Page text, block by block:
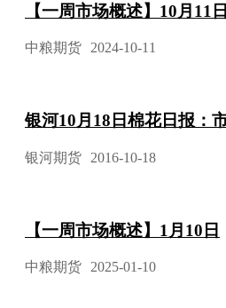
【一周市场概述】10月11日
中粮期货 2024-10-11
银河10月18日棉花日报：
银河期货 2016-10-18
【一周市场概述】1月10日
中粮期货 2025-01-10